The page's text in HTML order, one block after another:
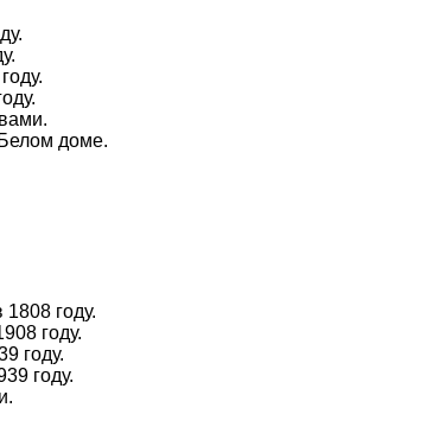
доме.
году.
году.
году.
году.